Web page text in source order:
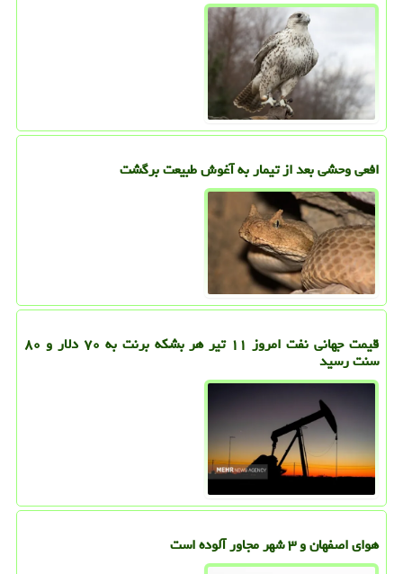
افعی وحشی بعد از تیمار به آغوش طبیعت برگشت
قیمت جهانی نفت امروز ۱۱ تیر هر بشکه برنت به ۷۰ دلار و ۸۰
سنت رسید
هوای اصفهان و ۳ شهر مجاور آلوده است